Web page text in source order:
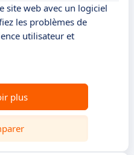
site web avec un logiciel
les problèmes de
utilisateur et
plus